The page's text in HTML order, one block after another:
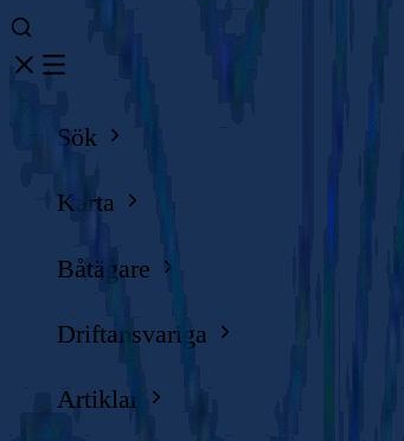
Sök
Karta
Båtägare
Driftansvariga
Artiklar